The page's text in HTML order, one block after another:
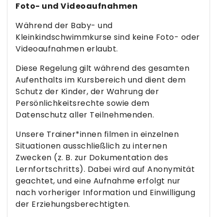
Foto- und Videoaufnahmen
Während der Baby- und
Kleinkindschwimmkurse sind keine Foto- oder
Videoaufnahmen erlaubt.
Diese Regelung gilt während des gesamten
Aufenthalts im Kursbereich und dient dem
Schutz der Kinder, der Wahrung der
Persönlichkeitsrechte sowie dem
Datenschutz aller Teilnehmenden.
Unsere Trainer*innen filmen in einzelnen
Situationen ausschließlich zu internen
Zwecken (z. B. zur Dokumentation des
Lernfortschritts). Dabei wird auf Anonymität
geachtet, und eine Aufnahme erfolgt nur
nach vorheriger Information und Einwilligung
der Erziehungsberechtigten.